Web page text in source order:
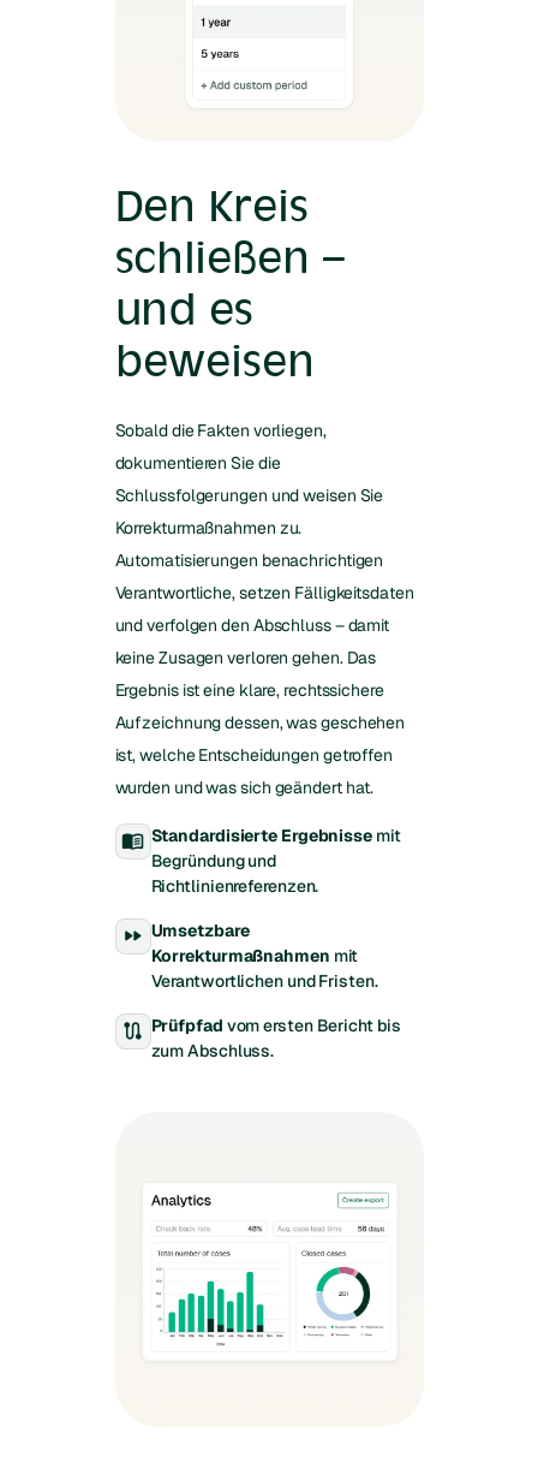
Den Kreis
schließen –
und es
beweisen
Sobald die Fakten vorliegen,
dokumentieren Sie die
Schlussfolgerungen und weisen Sie
Korrekturmaßnahmen zu.
Automatisierungen benachrichtigen
Verantwortliche, setzen Fälligkeitsdaten
und verfolgen den Abschluss – damit
keine Zusagen verloren gehen. Das
Ergebnis ist eine klare, rechtssichere
Aufzeichnung dessen, was geschehen
ist, welche Entscheidungen getroffen
wurden und was sich geändert hat.
menu_book Standardisierte Ergebnisse mit
Begründung und
Richtlinienreferenzen.
fast_forward Umsetzbare
Korrekturmaßnahmen mit
Verantwortlichen und Fristen.
route Prüfpfad vom ersten Bericht bis
zum Abschluss.